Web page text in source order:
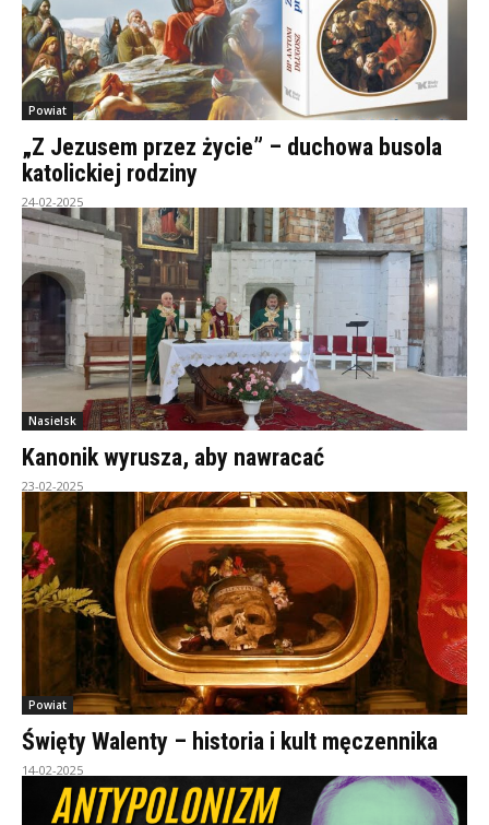
Powiat
„Z Jezusem przez życie” – duchowa busola
katolickiej rodziny
24-02-2025
Nasielsk
Kanonik wyrusza, aby nawracać
23-02-2025
Powiat
Święty Walenty – historia i kult męczennika
14-02-2025